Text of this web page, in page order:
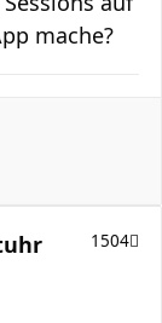
mache?
1504